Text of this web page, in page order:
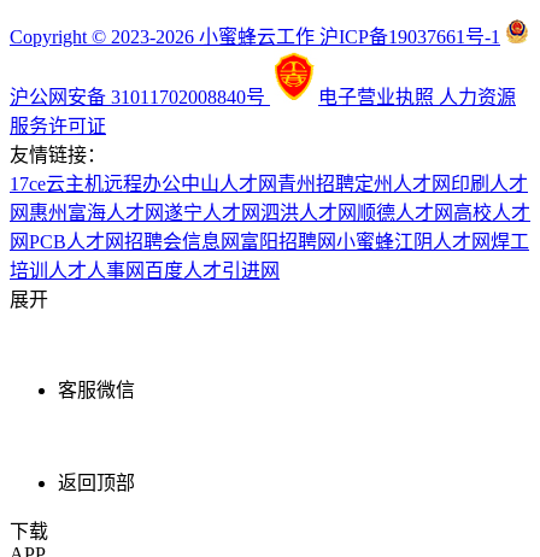
Copyright © 2023-2026 小蜜蜂云工作 沪ICP备19037661号-1
沪公网安备 31011702008840号 电子营业执照 人力资源
服务许可证
友情链接：
17ce云主机远程办公中山人才网 青州招聘定州人才网 印刷人才
网 惠州富海人才网遂宁人才网泗洪人才网 顺德人才网 高校人才
网PCB人才网招聘会信息网 富阳招聘网小蜜蜂江阴人才网焊工
培训 人才人事网 百度人才引进网
展开
客服微信
返回顶部
下载